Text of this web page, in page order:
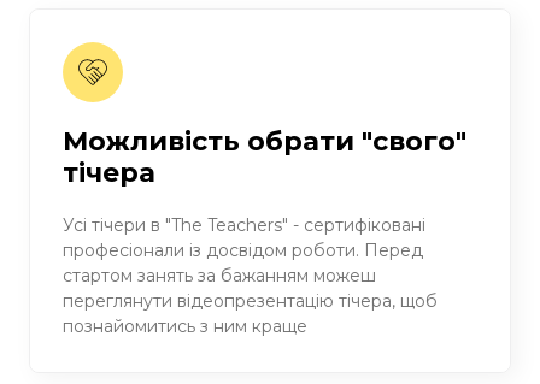
Можливість обрати "свого"
тічера
Усі тічери в "The Teachers" - сертифіковані
професіонали із досвідом роботи. Перед
стартом занять за бажанням можеш
переглянути відеопрезентацію тічера, щоб
познайомитись з ним краще